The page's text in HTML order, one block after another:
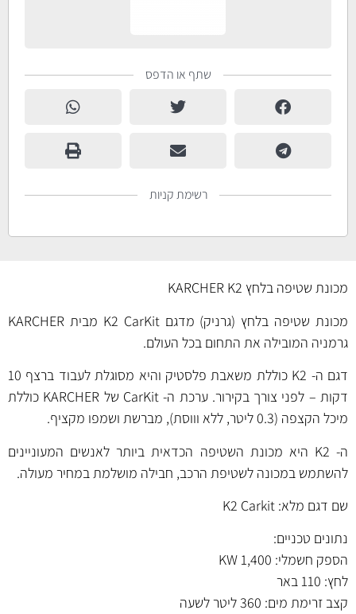
שתף או הדפס
רשימת קניות
מכונת שטיפה בלחץ KARCHER K2
מכונת שטיפה בלחץ (גרניק) מדגם K2 CarKit מבית KARCHER
גרמניה המובילה את התחום בכל העולם.
דגם ה- K2 כוללת משאבת פלסטיק והיא מסוגלת לעבוד ברצף 10
דקות – לפני צורך בקירור. ערכת ה- CarKit של KARCHER כוללת
מיכל הקצפה (0.3 ליטר, ללא וווסת), מברשת ושמפו מקציף.
ה- K2 היא מכונת השטיפה הכדאית ביותר לאנשים המעוניינים
להשתמש במכונה לשטיפת הרכב, חבילה מושלמת במחיר מעולה.
שם דגם מלא: K2 Carkit
נתונים טכניים:
הספק חשמלי: 1,400 KW
לחץ: 110 באר
קצב זרימת מים: 360 ליטר לשעה